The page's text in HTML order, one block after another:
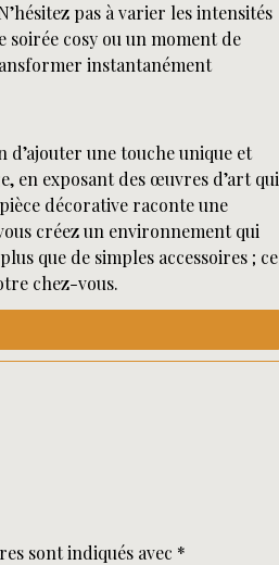
pas à varier les intensités
soirée cosy ou un moment de
instantanément
d’ajouter une touche unique et
en exposant des œuvres d’art qui
décorative raconte une
créez un environnement qui
que de simples accessoires ; ce
chez-vous.
sont indiqués avec *